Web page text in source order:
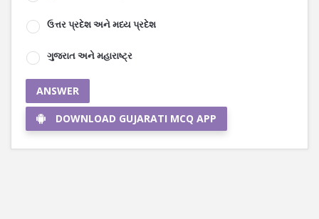
ઉત્તર પ્રદેશ અને મધ્ય પ્રદેશ
ગુજરાત અને મહારાષ્ટ્ર
ANSWER
DOWNLOAD GUJARATI MCQ APP